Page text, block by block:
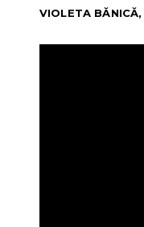
VIOLETA